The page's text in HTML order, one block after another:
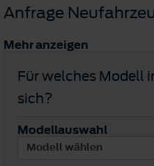
Anfrage
Mehr anzeigen
Für welches Modell
sich?
Modellauswahl